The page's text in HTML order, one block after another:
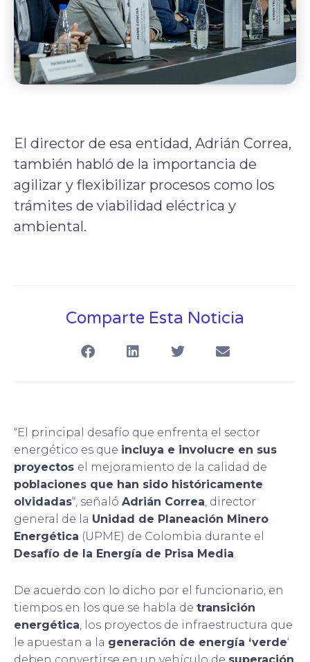
El director de esa entidad, Adrián Correa,
también habló de la importancia de
agilizar y flexibilizar procesos como los
trámites de viabilidad eléctrica y
ambiental.
Comparte Esta Noticia
“El principal desafío que enfrenta el sector
energético es que incluya e involucre en sus
proyectos el mejoramiento de la calidad de
poblaciones que han sido históricamente
olvidadas“, señaló Adrián Correa , director
general de la Unidad de Planeación Minero
Energética (UPME) de Colombia durante el
Desafío de la Energía de Prisa Media
De acuerdo con lo dicho por el funcionario, en
tiempos en los que se habla de transición
energética , los proyectos de infraestructura que
le apuestan a la generación de energía ‘verde‘